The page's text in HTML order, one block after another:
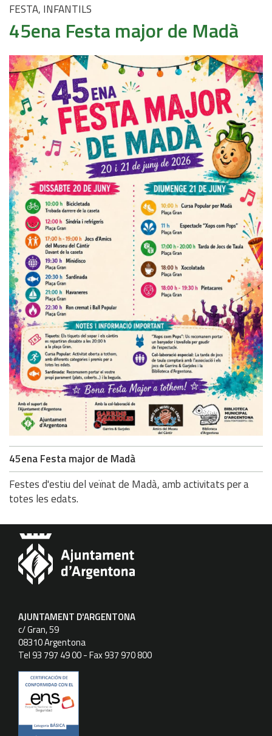
FESTA, INFANTILS
45ena Festa major de Madà
45ena Festa major de Madà
Festes d'estiu del veïnat de Madà, amb activitats per a
totes les edats.
AJUNTAMENT D'ARGENTONA
c/ Gran, 59
08310 Argentona
Tel 93 797 49 00 - Fax 937 970 800